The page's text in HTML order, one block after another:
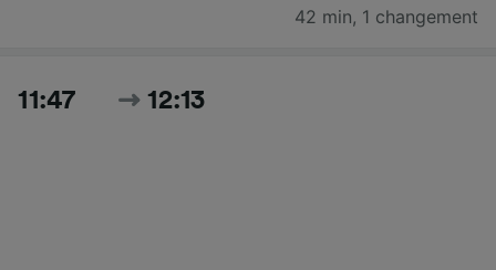
42 min, 1 changement
11:47 12:13